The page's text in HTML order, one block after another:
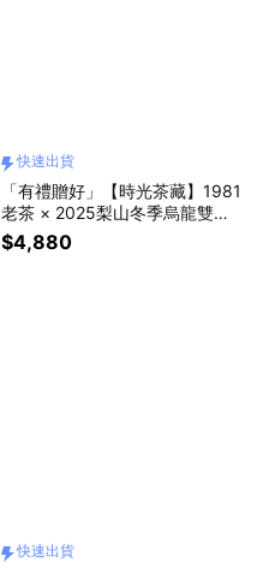
快速出貨
「有禮贈好」【時光茶藏】1981
老茶 × 2025梨山冬季烏龍雙罐
木盒禮_獨家一件 「快速出貨」
$4,880
快速出貨